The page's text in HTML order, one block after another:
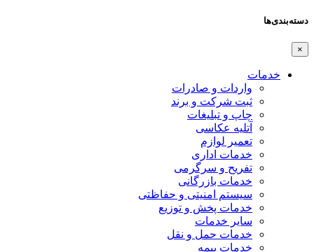
دسته‌بندی‌ها
×
خدمات
واردات و صادرات
ثبت شرکت و برند
چاپ و تبلیغات
آتلیه عکاسی
تعمیر لوازم
خدمات اداری
تفریح و سرگرمی
خدمات بازرگانی
سیستم امنیتی و حفاظتی
خدمات پخش و توزیع
سایر خدمات
خدمات حمل و نقل
خدمات بیمه